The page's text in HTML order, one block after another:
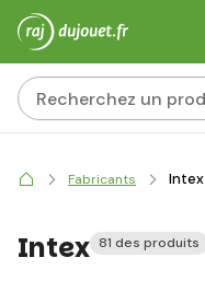
Fabricants Intex
Intex 81 des produits